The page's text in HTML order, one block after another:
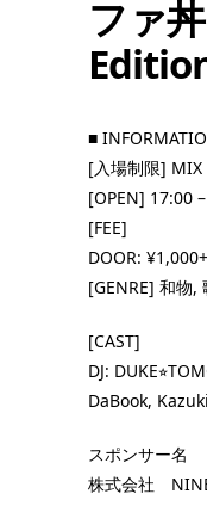
ファ
■
[入場制限] MIX
[OPEN] 17:00
[FEE]
DOOR:
[GENRE] 和物,
[CAST]
DJ:
DaBook, Kazuki
スポンサー名
株式会社